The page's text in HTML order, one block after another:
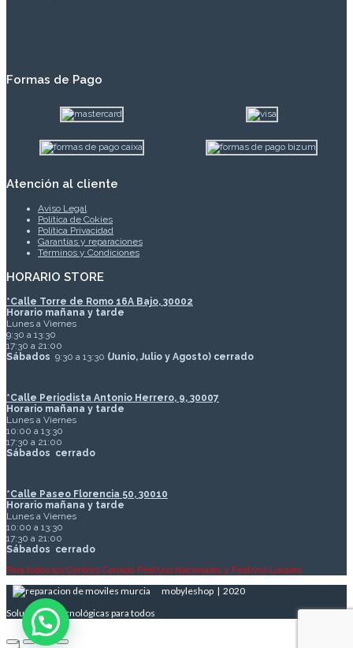
Formas de Pago
Atención al cliente
Aviso Legal
Política de Cokies
Política Privacidad
Garantías y reparaciones
Términos y Condiciones
HORARIO STORE
*Calle Torre de Romo 16A Bajo, 30002
Horario mañana y tarde
Lunes a Viernes
9:30 a 13:30
17:30 a 21:00
Sábados 9:30 a 13:30 (Junio, Julio y Agosto) cerrado
*Calle Periodista Antonio Herrero, 9, 30007
Horario mañana y tarde
Lunes a Viernes
10:00 a 13:30
17:30 a 21:00
Sábados cerrado
*Calle Paseo Florencia 50, 30010
Horario mañana y tarde
Lunes a Viernes
10:00 a 13:30
17:30 a 21:00
Sábados cerrado
Para todos los Centros Cerrado Festivos Nacionales y Festivos Locales
mobyleshop | 2020
Soluciones Tecnológicas para todos
1